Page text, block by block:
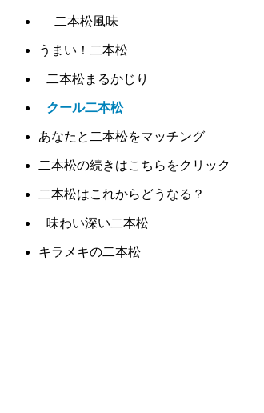
二本松風味
うまい！二本松
二本松まるかじり
クール二本松
あなたと二本松をマッチング
二本松の続きはこちらをクリック
二本松はこれからどうなる？
味わい深い二本松
キラメキの二本松